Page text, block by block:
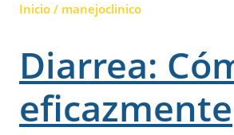
Inicio / manejoclinico
Diarrea:
eficazmente